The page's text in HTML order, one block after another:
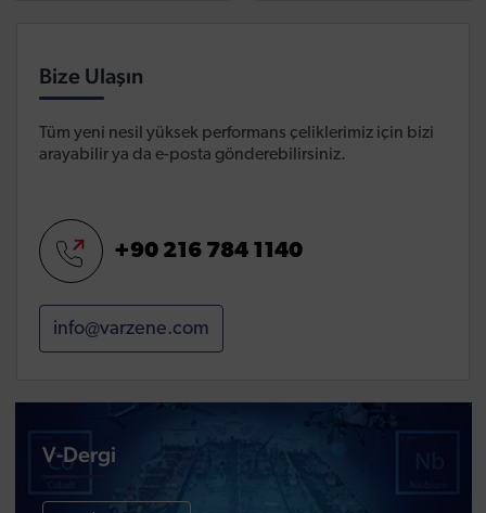
Bize Ulaşın
Tüm yeni nesil yüksek performans çeliklerimiz için bizi
arayabilir ya da e-posta gönderebilirsiniz.
+90 216 784 1140
info@varzene.com
V-Dergi